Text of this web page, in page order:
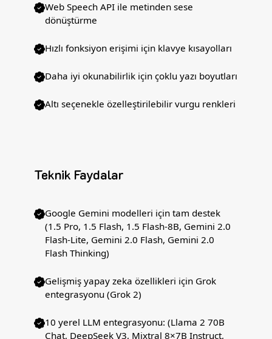
Web Speech API ile metinden sese
dönüştürme
Hızlı fonksiyon erişimi için klavye kısayolları
Daha iyi okunabilirlik için çoklu yazı boyutları
Altı seçenekle özelleştirilebilir vurgu renkleri
Teknik Faydalar
Google Gemini modelleri için tam destek
(1.5 Pro, 1.5 Flash, 1.5 Flash-8B, Gemini 2.0
Flash-Lite, Gemini 2.0 Flash, Gemini 2.0
Flash Thinking)
Gelişmiş yapay zeka özellikleri için Grok
entegrasyonu (Grok 2)
10 yerel LLM entegrasyonu: (Llama 2 70B
Chat, DeepSeek V3, Mixtral 8×7B Instruct,